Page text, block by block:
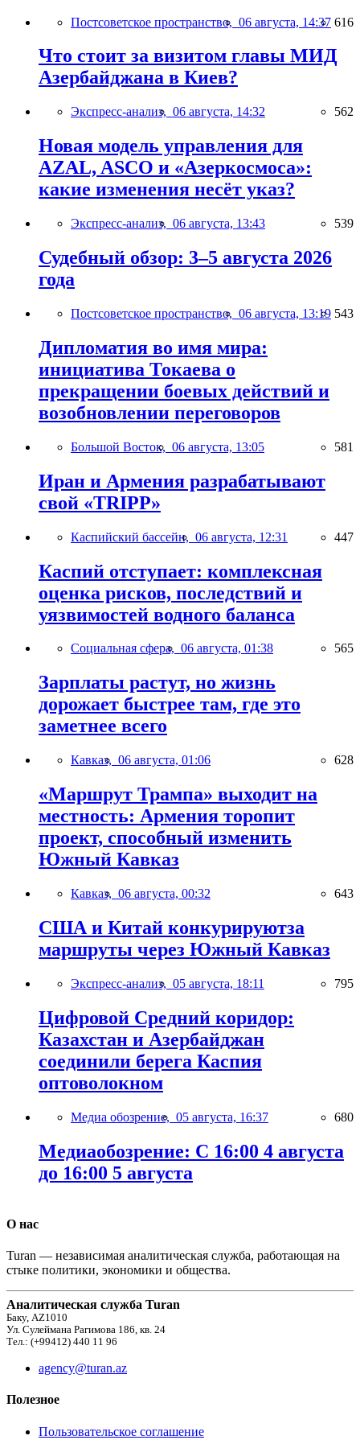
Постсоветское пространство, 06 августа, 14:37 616
Что стоит за визитом главы МИД
Азербайджана в Киев?
Экспресс-анализ, 06 августа, 14:32 562
Новая модель управления для
AZAL, ASCO и «Азеркосмоса»:
какие изменения несёт указ?
Экспресс-анализ, 06 августа, 13:43 539
Судебный обзор: 3–5 августа 2026
года
Постсоветское пространство, 06 августа, 13:19 543
Дипломатия во имя мира:
инициатива Токаева о
прекращении боевых действий и
возобновлении переговоров
Большой Восток, 06 августа, 13:05 581
Иран и Армения разрабатывают
свой «TRIPP»
Каспийский бассейн, 06 августа, 12:31 447
Каспий отступает: комплексная
оценка рисков, последствий и
уязвимостей водного баланса
Социальная сфера, 06 августа, 01:38 565
Зарплаты растут, но жизнь
дорожает быстрее там, где это
заметнее всего
Кавказ, 06 августа, 01:06 628
«Маршрут Трампа» выходит на
местность: Армения торопит
проект, способный изменить
Южный Кавказ
Кавказ, 06 августа, 00:32 643
США и Китай конкурируютза
маршруты через Южный Кавказ
Экспресс-анализ, 05 августа, 18:11 795
Цифровой Средний коридор:
Казахстан и Азербайджан
соединили берега Каспия
оптоволокном
Медиа обозрение, 05 августа, 16:37 680
Медиаобозрение: С 16:00 4 августа
до 16:00 5 августа
О нас
Turan — независимая аналитическая служба, работающая на
стыке политики, экономики и общества.
Аналитическая служба Turan
Баку, AZ1010
Ул. Сулеймана Рагимова 186, кв. 24
Тел.: (+99412) 440 11 96
agency@turan.az
Полезное
Пользовательское соглашение